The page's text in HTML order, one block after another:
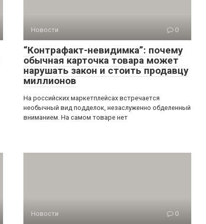
Новости 0
“Контрафакт-невидимка”: почему
обычная карточка товара может
нарушать закон и стоить продавцу
миллионов
На российских маркетплейсах встречается
необычный вид подделок, незаслуженно обделенный
вниманием. На самом товаре нет
Новости 0